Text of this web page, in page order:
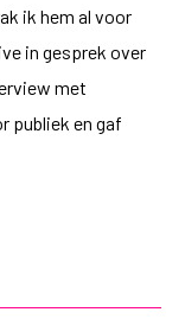
ik hem al voor
in gesprek over
met
publiek en gaf